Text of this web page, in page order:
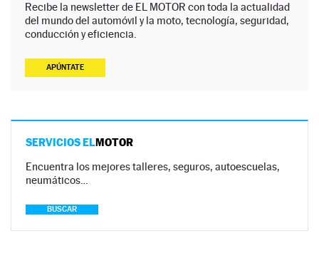
Recibe la newsletter de EL MOTOR con toda la actualidad
del mundo del automóvil y la moto, tecnología, seguridad,
conducción y eficiencia.
APÚNTATE
SERVICIOS ELMOTOR
Encuentra los mejores talleres, seguros, autoescuelas,
neumáticos…
BUSCAR